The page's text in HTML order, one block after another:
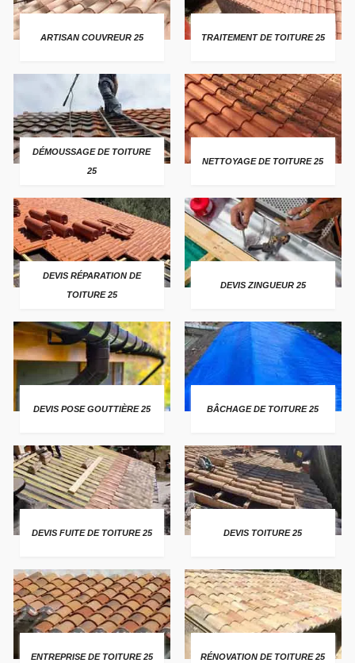
ARTISAN COUVREUR 25 TRAITEMENT DE TOITURE 25
DÉMOUSSAGE DE TOITURE
25
NETTOYAGE DE TOITURE 25
DEVIS RÉPARATION DE
TOITURE 25
DEVIS ZINGUEUR 25
DEVIS POSE GOUTTIÈRE 25 BÂCHAGE DE TOITURE 25
DEVIS FUITE DE TOITURE 25 DEVIS TOITURE 25
ENTREPRISE DE TOITURE 25 RÉNOVATION DE TOITURE 25